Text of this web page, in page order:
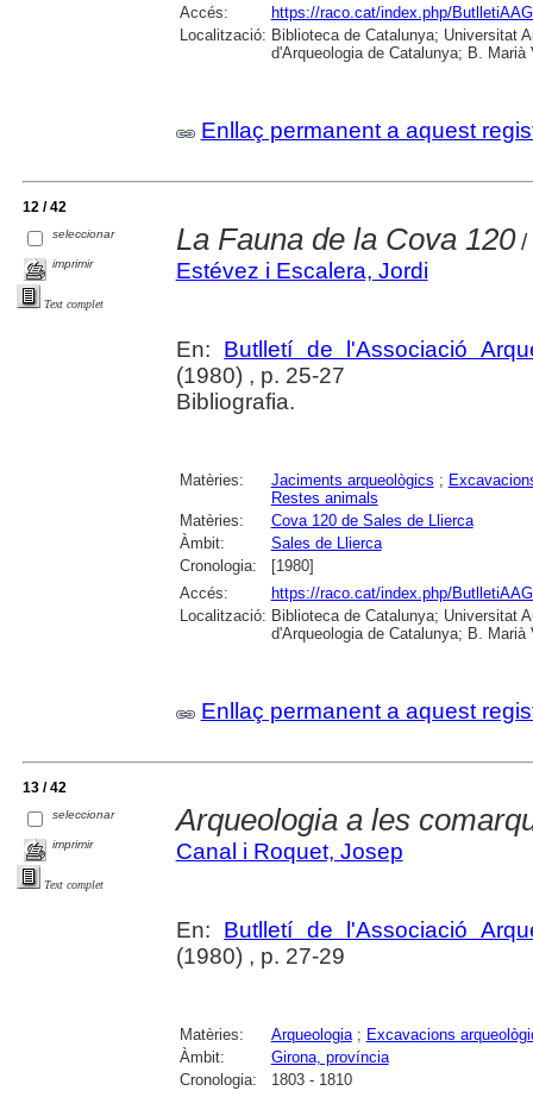
Accés:
https://raco.cat/index.php/
Localització: Biblioteca de Catalunya; Universitat
d'Arqueologia de Catalunya; B. Marià
Enllaç permanent a aquest
12 / 42
seleccionar
imprimir
Text complet
La Fauna de la Cova 120/
Estévez i Escalera, Jordi
En: Butlletí de l'Associació
(1980) , p. 25-27
Bibliografia.
Matèries: Jaciments arqueològics ;
Restes animals
Matèries:
Cova 120 de Sales de Llierca
Àmbit:
Sales de Llierca
Cronologia:
[1980]
Accés:
https://raco.cat/index.php/
Localització: Biblioteca de Catalunya; Universitat
d'Arqueologia de Catalunya; B. Marià
Enllaç permanent a aquest
13 / 42
seleccionar
imprimir
Text complet
Arqueologia a les
Canal i Roquet, Josep
En: Butlletí de l'Associació
(1980) , p. 27-29
Matèries: Arqueologia; Excavacions
Àmbit:
Girona, província
Cronologia:
1803 - 1810